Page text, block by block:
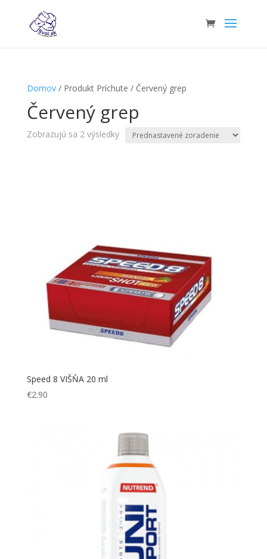
Domov/ Produkt Príchute / Červený grep
Červený grep
Zobrazujú sa 2 výsledky
Speed 8 VIŠŇA 20 ml
€2.90